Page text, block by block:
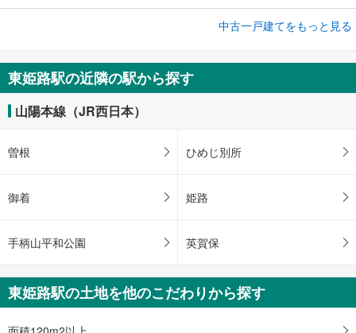
980万円
4LDK
山陽本線（JR西日本） 「東姫路」駅 徒歩43分
中古一戸建てをもっと見る
東姫路駅の近隣の駅から探す
山陽本線（JR西日本）
曽根 ひめじ別所
御着 姫路
手柄山平和公園 英賀保
東姫路駅の土地を他のこだわりから探す